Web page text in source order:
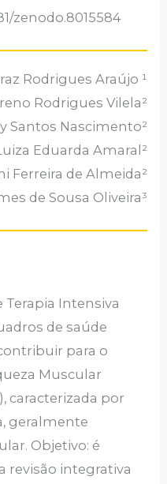
zenodo.8015584
Rodrigues Araújo ¹
Rodrigues Vilela²
Santos Nascimento²
Eduarda Amaral²
Ferreira de Almeida²
de Sousa Oliveira³
Terapia Intensiva
de saúde
para o
Muscular
caracterizada por
geralmente
Objetivo: é
revisão integrativa